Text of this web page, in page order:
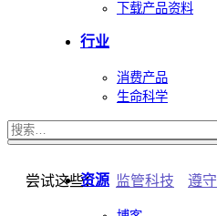
下载产品资料
行业
消费产品
生命科学
资源
尝试这些： 监管科技 遵守